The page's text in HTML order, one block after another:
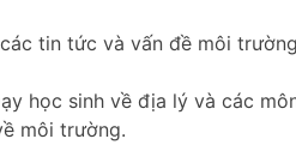
tin tức và vấn đề môi
học sinh về địa lý và các
môi trường.